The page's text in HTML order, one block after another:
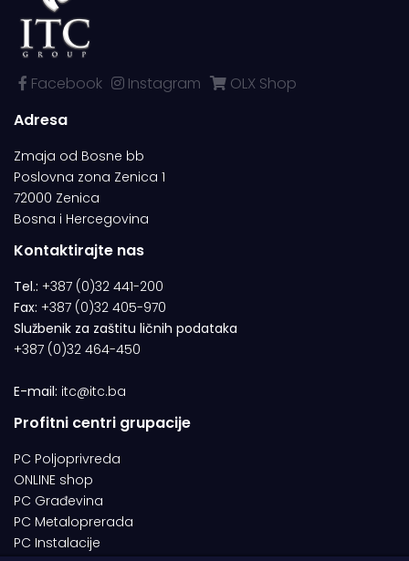
Facebook Instagram
OLX Shop
Adresa
Zmaja od Bosne bb
Poslovna zona Zenica 1
72000 Zenica
Bosna i Hercegovina
Kontaktirajte nas
Tel.: +387 (0)32 441-200
Fax: +387 (0)32 405-970
Službenik za zaštitu ličnih podataka
+387 (0)32 464-450
E-mail: itc@itc.ba
Profitni centri grupacije
PC Poljoprivreda
ONLINE shop
PC Građevina
PC Metaloprerada
PC Instalacije